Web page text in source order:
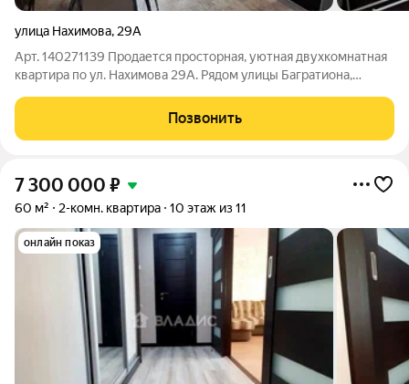
улица Нахимова, 29А
Арт. 140271139 Продается просторная, уютная двухкомнатная
квартира по ул. Нахимова 29А. Рядом улицы Багратиона,
для большой семьи . Комнаты все изолированные, есть
возможность сделать
Позвонить
7 300 000 ₽
60 м² 2-комн. квартира 10 этаж из 11
онлайн показ